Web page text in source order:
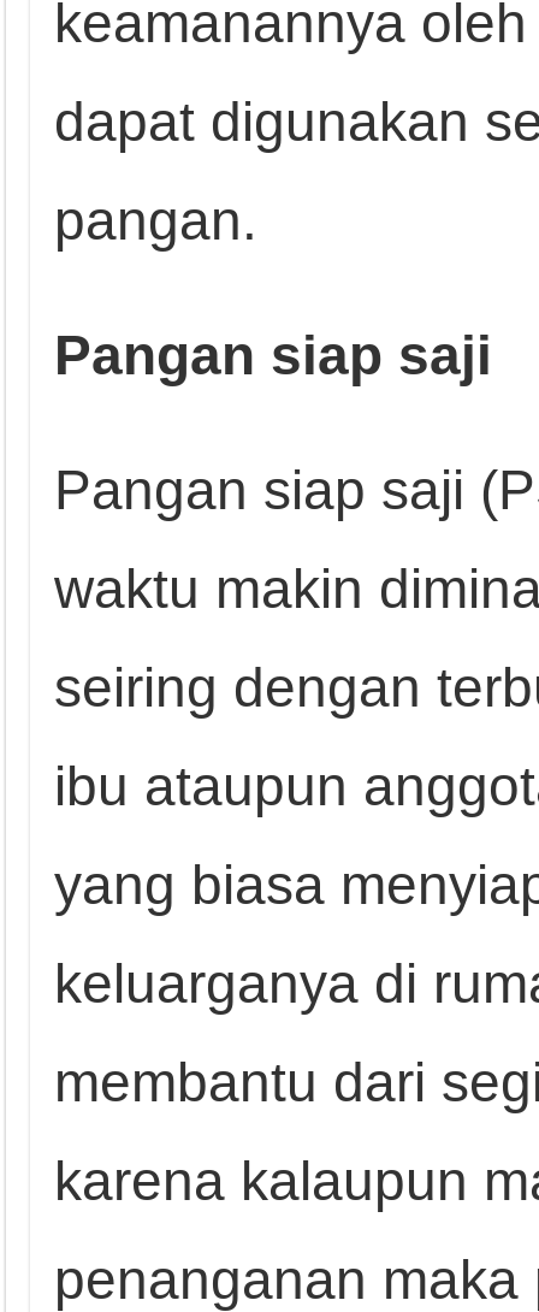
keamanannya
dapat digunakan
pangan.
Pangan siap saji
Pangan siap saji
waktu makin
seiring dengan
ibu ataupun
yang biasa
keluarganya di
membantu dari
karena kalaupun
penanganan